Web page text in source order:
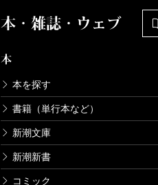
本・雑誌・ウェブ
本
本を探す
書籍（単行本など）
新潮文庫
新潮新書
コミック